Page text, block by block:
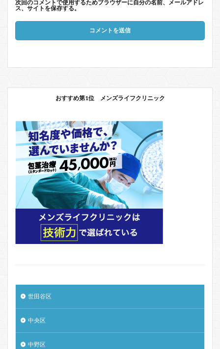
次回のコメントで使用するためブラウザーに自分の名前、メールアドレ
ス、サイトを保存する。
おすすめ第1位 メンズライフクリニック
世田谷区
中央区
中野区